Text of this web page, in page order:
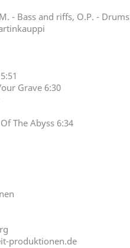
- Bass and riffs, O.P. - Drums
Grave 6:30
The Abyss 6:34
produktionen.de